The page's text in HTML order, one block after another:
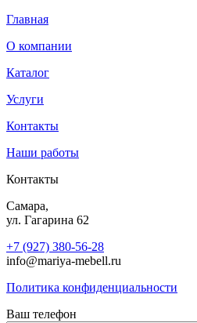
Главная
О компании
Каталог
Услуги
Контакты
Наши работы
Контакты
Самара,
ул. Гагарина 62
+7 (927) 380-56-28
info@mariya-mebell.ru
Политика конфиденциальности
Ваш телефон